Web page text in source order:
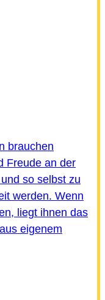
brauchen
Freude an der
so selbst zu
werden. Wenn
liegt ihnen das
eigenem